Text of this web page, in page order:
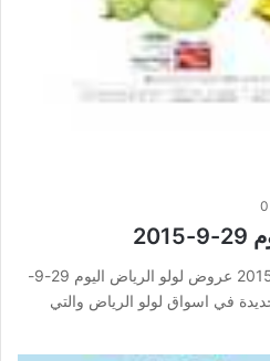
0
عروض لولو الرياض اليوم 29-9-2015 عروض لولو الرياض اليوم 29-9-
الجديدة في اسواق لولو الرياض والتي